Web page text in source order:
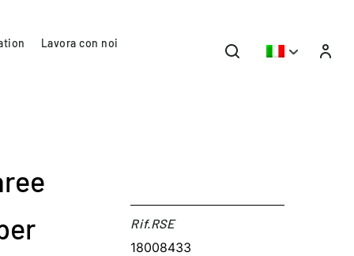
Lavora con noi
Rif.RSE​
18008433